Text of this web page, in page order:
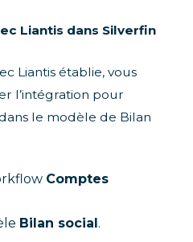
Liantis dans Silverfin
Liantis établie, vous
l’intégration pour
le modèle de Bilan
Comptes
Bilan social.